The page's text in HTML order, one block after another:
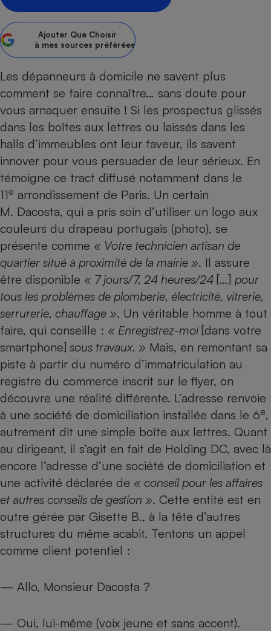
Ajouter Que Choisir
à mes sources préférées
Les dépanneurs à domicile ne savent plus
comment se faire connaître… sans doute pour
vous arnaquer ensuite ! Si les prospectus glissés
dans les boîtes aux lettres ou laissés dans les
halls d’immeubles ont leur faveur, ils savent
innover pour vous persuader de leur sérieux. En
témoigne ce tract diffusé notamment dans le
11e arrondissement de Paris. Un certain
M. Dacosta, qui a pris soin d’utiliser un logo aux
couleurs du drapeau portugais (photo), se
présente comme « Votre technicien artisan de
quartier situé à proximité de la mairie ». Il assure
être disponible « 7 jours/7, 24 heures/24 […] pour
tous les problèmes de plomberie, électricité, vitrerie,
serrurerie, chauffage ». Un véritable homme à tout
faire, qui conseille : « Enregistrez-moi[dans votre
smartphone] sous travaux. » Mais, en remontant sa
piste à partir du numéro d’immatriculation au
registre du commerce inscrit sur le flyer, on
découvre une réalité différente. L’adresse renvoie
à une société de domiciliation installée dans le 6e,
autrement dit une simple boîte aux lettres. Quant
au dirigeant, il s’agit en fait de Holding DC, avec là
encore l’adresse d’une société de domiciliation et
une activité déclarée de « conseil pour les affaires
et autres conseils de gestion ». Cette entité est en
outre gérée par Gisette B., à la tête d’autres
structures du même acabit. Tentons un appel
comme client potentiel :
— Allo, Monsieur Dacosta ?
— Oui, lui-même (voix jeune et sans accent).
bouteille
Banque
Lave-linge
Plaque de cuisson à
induction
Climatiseur -
Ventilateur
Téléviseur
Téléphone mobile -
Smartphone
Antivirus
Matelas
Radiateur électrique
Climatiseur -
Ventilateur
Antimoustique